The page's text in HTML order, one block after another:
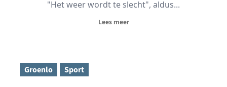
"Het weer wordt te slecht", aldus...
Lees meer
Groenlo Sport